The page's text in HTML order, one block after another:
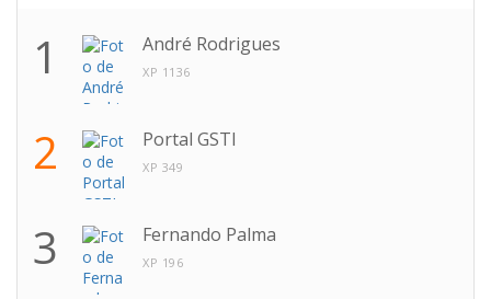
1 André Rodrigues
XP 1136
2 Portal GSTI
XP 349
3 Fernando Palma
XP 196